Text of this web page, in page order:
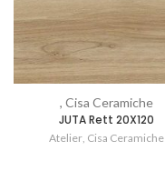
, Cisa Ceramiche
JUTA Rett 20X120
Atelier, Cisa Ceramiche